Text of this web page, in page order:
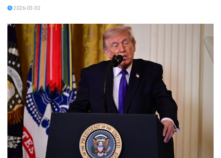
2026-03-30